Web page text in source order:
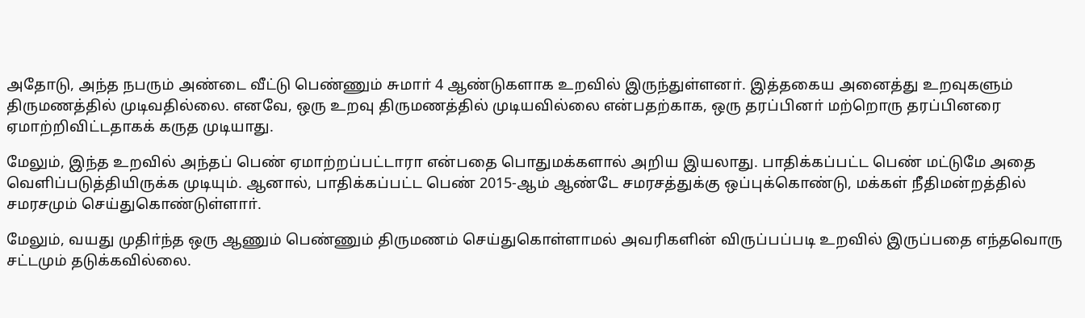
அதோடு, அந்த நபரும் அண்டை வீட்டு பெண்ணும் சுமாா் 4 ஆண்டுகளாக உறவில் இருந்துள்ளனா். இத்தகைய அனைத்து உறவுகளும்
திருமணத்தில் முடிவதில்லை. எனவே, ஒரு உறவு திருமணத்தில் முடியவில்லை என்பதற்காக, ஒரு தரப்பினா் மற்றொரு தரப்பினரை
ஏமாற்றிவிட்டதாகக் கருத முடியாது.
மேலும், இந்த உறவில் அந்தப் பெண் ஏமாற்றப்பட்டாரா என்பதை பொதுமக்களால் அறிய இயலாது. பாதிக்கப்பட்ட பெண் மட்டுமே அதை
வெளிப்படுத்தியிருக்க முடியும். ஆனால், பாதிக்கப்பட்ட பெண் 2015-ஆம் ஆண்டே சமரசத்துக்கு ஒப்புக்கொண்டு, மக்கள் நீதிமன்றத்தில்
சமரசமும் செய்துகொண்டுள்ளாா்.
மேலும், வயது முதிா்ந்த ஒரு ஆணும் பெண்ணும் திருமணம் செய்துகொள்ளாமல் அவரிகளின் விருப்பப்படி உறவில் இருப்பதை எந்தவொரு
சட்டமும் தடுக்கவில்லை.